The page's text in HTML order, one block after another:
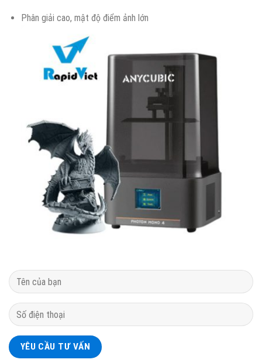
Phân giải cao, mật độ điểm ảnh lớn